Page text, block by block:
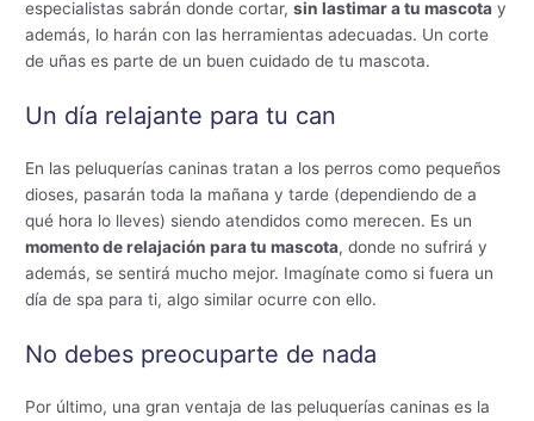
especialistas sabrán donde cortar,sin lastimar a tu mascota y
además, lo harán con las herramientas adecuadas. Un corte
de uñas es parte de un buen cuidado de tu mascota.
Un día relajante para tu can
En las peluquerías caninas tratan a los perros como pequeños
dioses, pasarán toda la mañana y tarde (dependiendo de a
qué hora lo lleves) siendo atendidos como merecen. Es un
momento de relajación para tu mascota, donde no sufrirá y
además, se sentirá mucho mejor. Imagínate como si fuera un
día de spa para ti, algo similar ocurre con ello.
No debes preocuparte de nada
Por último, una gran ventaja de las peluquerías caninas es la